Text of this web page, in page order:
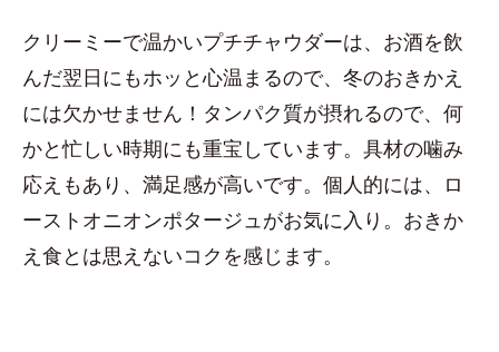
クリーミーで温かいプチチャウダーは、お酒を飲
んだ翌日にもホッと心温まるので、冬のおきかえ
には欠かせません！タンパク質が摂れるので、何
かと忙しい時期にも重宝しています。具材の噛み
応えもあり、満足感が高いです。個人的には、ロ
ーストオニオンポタージュがお気に入り。おきか
え食とは思えないコクを感じます。